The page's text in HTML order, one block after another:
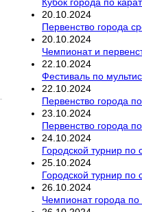
20 10 2024
Первенство города
20 10 2024
Чемпионат и
22 10 2024
Фестиваль по
22 10 2024
Первенство города
23 10 2024
Первенство города
24 10 2024
Городской турнир по
25 10 2024
Городской турнир по
26 10 2024
Чемпионат города